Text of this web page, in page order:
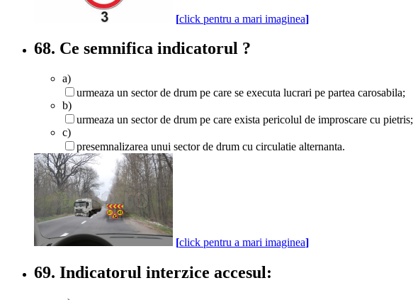
[click pentru a mari imaginea]
68. Ce semnifica indicatorul ?
a)
urmeaza un sector de drum pe care se executa lucrari pe partea carosabila;
b)
urmeaza un sector de drum pe care exista pericolul de improscare cu pietris;
c)
presemnalizarea unui sector de drum cu circulatie alternanta.
[click pentru a mari imaginea]
69. Indicatorul interzice accesul: